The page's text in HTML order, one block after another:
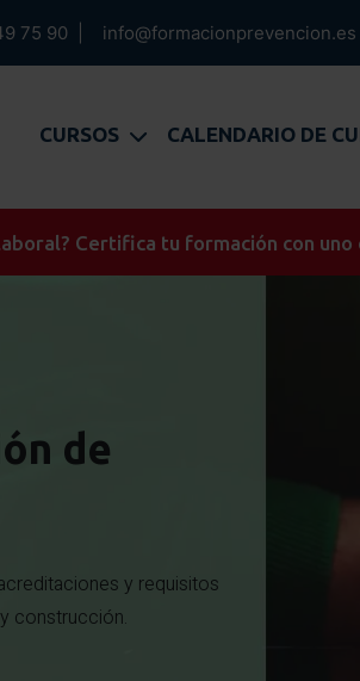
75 90 info@formacionprevencion.es
CURSOS CALENDARIO DE
Certifica tu formación con
de
y requisitos
construcción.